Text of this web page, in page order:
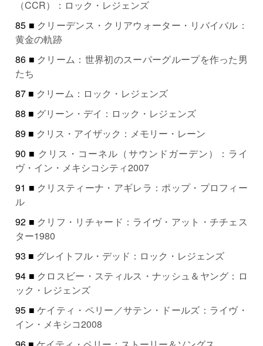
（CCR）：ロック・レジェンズ
85 ■ クリーデンス・クリアウォーター・リバイバル：
黄金の軌跡
86 ■ クリーム：世界初のスーパーグループを作った男
たち
87 ■ クリーム：ロック・レジェンズ
88 ■ グリーン・デイ：ロック・レジェンズ
89 ■ クリス・アイザック：メモリー・レーン
90 ■ クリス・コーネル（サウンドガーデン）：ライ
ヴ・イン・メキシコシティ2007
91 ■ クリスティーナ・アギレラ：ポップ・プロフィー
ル
92 ■ クリフ・リチャード：ライヴ・アット・チチェス
ター1980
93 ■ グレイトフル・デッド：ロック・レジェンズ
94 ■ クロスビー・スティルス・ナッシュ＆ヤング：ロ
ック・レジェンズ
95 ■ケイティ・ペリー／サテン・ドールズ：ライヴ・
イン・メキシコ2008